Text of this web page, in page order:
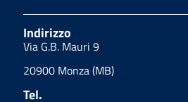
Indirizzo
Via G.B. Mauri 9
20900 Monza (MB)
Tel.